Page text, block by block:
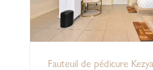
Fauteuil de pédicure